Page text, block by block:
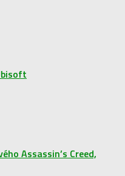
Assassin’s Creed,